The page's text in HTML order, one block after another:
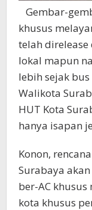
Gembar-
khusus
telah
lokal mapun
lebih sejak
Walikota
HUT Kota
hanya isapan
Konon,
Surabaya
ber-AC
kota khusus